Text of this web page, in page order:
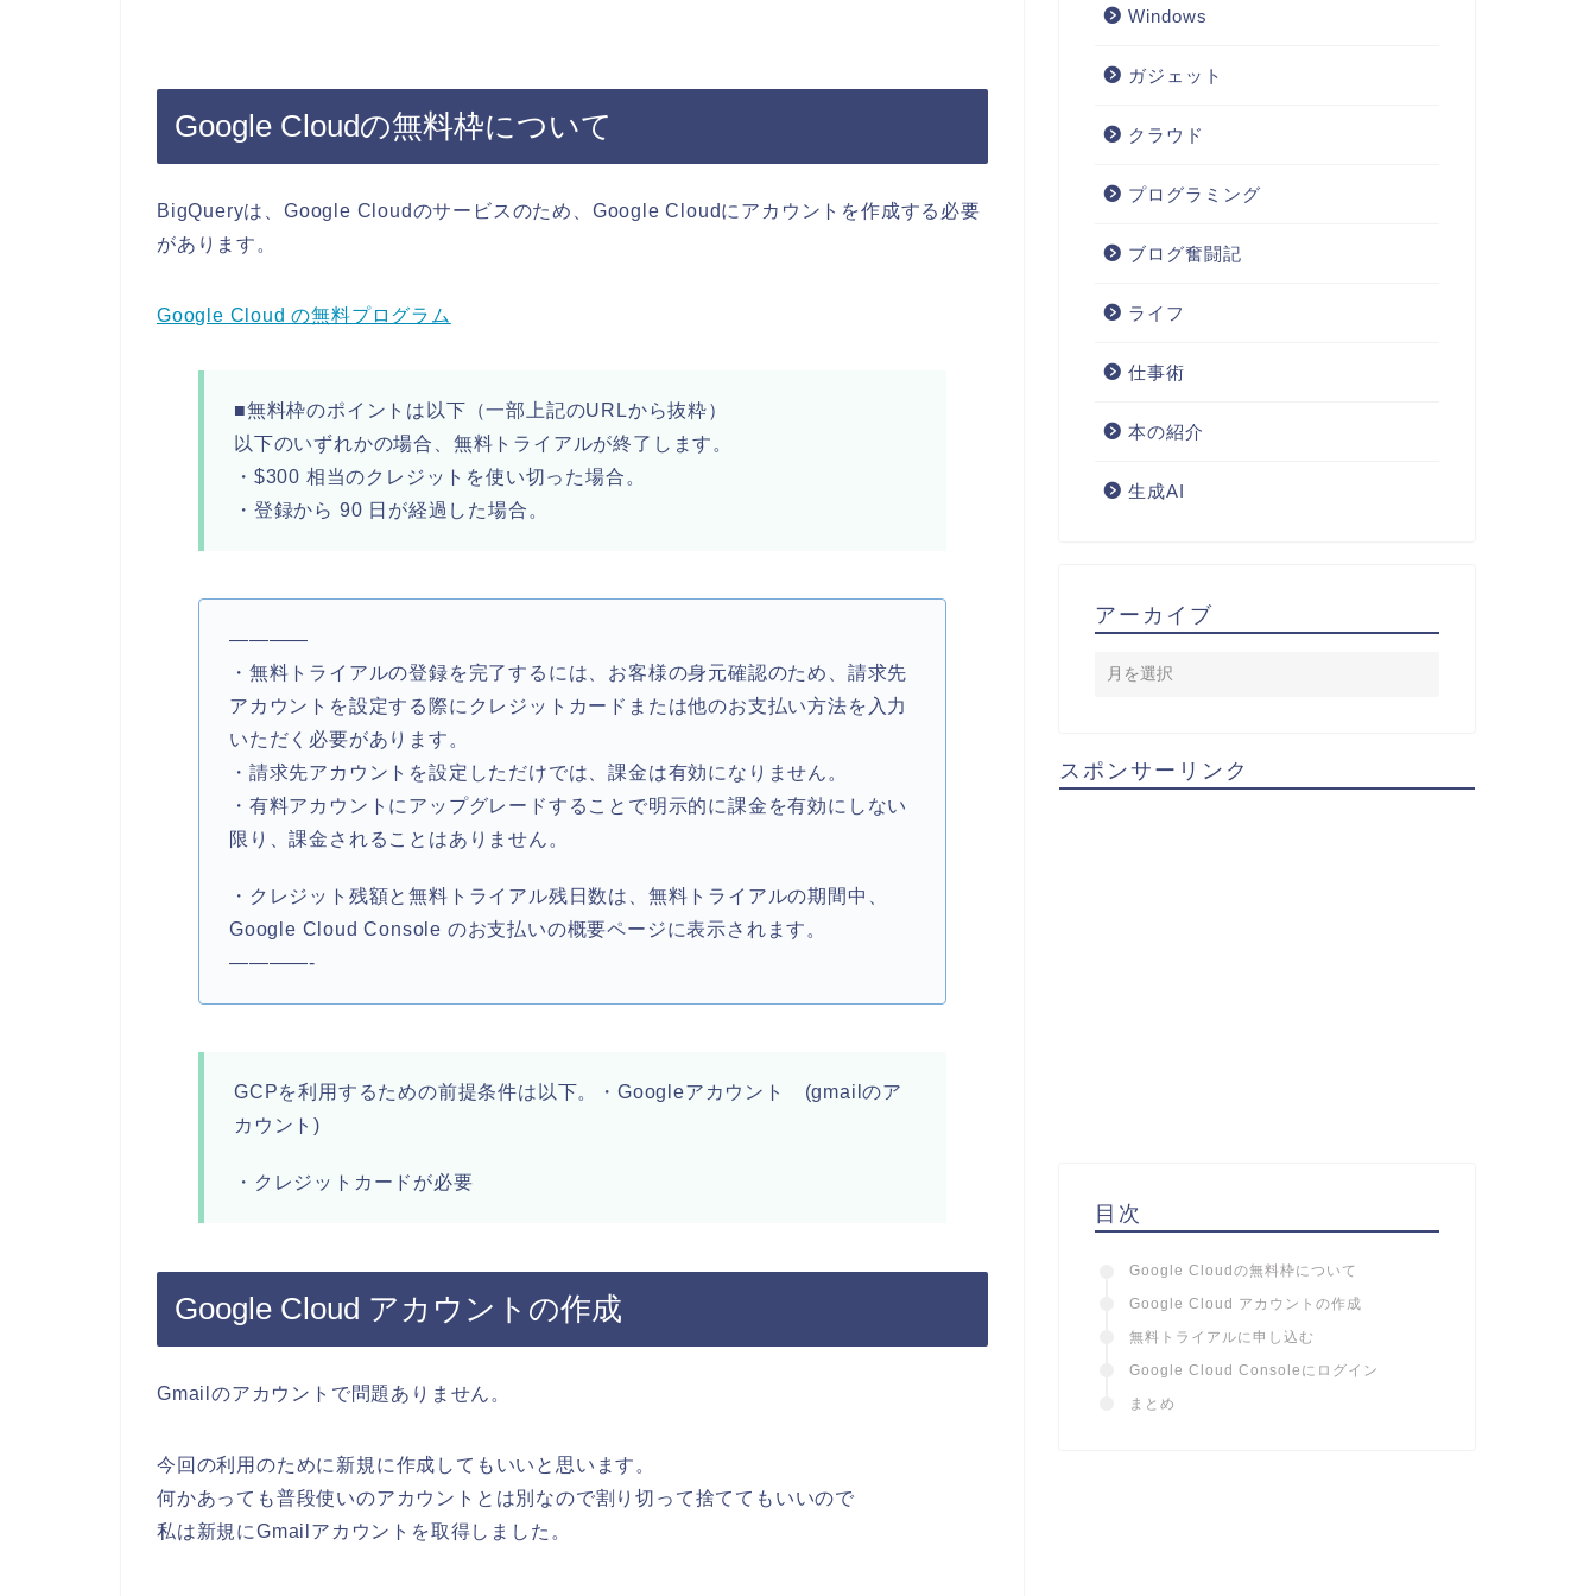
Google Cloudの無料枠について
BigQueryは、Google Cloudのサービスのため、Google Cloudにアカウントを作成する必要
があります。
Google Cloud の無料プログラム
■無料枠のポイントは以下（一部上記のURLから抜粋）
以下のいずれかの場合、無料トライアルが終了します。
・$300 相当のクレジットを使い切った場合。
・登録から 90 日が経過した場合。
————
・無料トライアルの登録を完了するには、お客様の身元確認のため、請求先
アカウントを設定する際にクレジットカードまたは他のお支払い方法を入力
いただく必要があります。
・請求先アカウントを設定しただけでは、課金は有効になりません。
・有料アカウントにアップグレードすることで明示的に課金を有効にしない
限り、課金されることはありません。
・クレジット残額と無料トライアル残日数は、無料トライアルの期間中、
Google Cloud Console のお支払いの概要ページに表示されます。
————-
GCPを利用するための前提条件は以下。・Googleアカウント (gmailのア
カウント)
・クレジットカードが必要
Google Cloud アカウントの作成
Gmailのアカウントで問題ありません。
今回の利用のために新規に作成してもいいと思います。
何かあっても普段使いのアカウントとは別なので割り切って捨ててもいいので
私は新規にGmailアカウントを取得しました。
Windows
ガジェット
クラウド
プログラミング
ブログ奮闘記
ライフ
仕事術
本の紹介
生成AI
アーカイブ
スポンサーリンク
目次
Google Cloudの無料枠について
Google Cloud アカウントの作成
無料トライアルに申し込む
Google Cloud Consoleにログイン
まとめ